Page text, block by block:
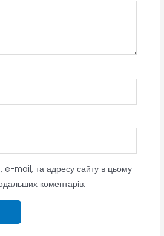
e-mail, та адресу сайту в цьому
коментарів.